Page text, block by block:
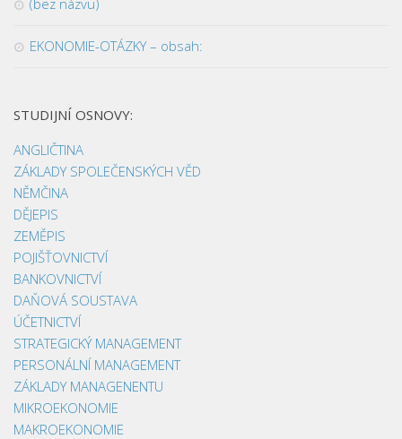
EKONOMIE-OTÁZKY – obsah:
STUDIJNÍ OSNOVY:
ANGLIČTINA
ZÁKLADY SPOLEČENSKÝCH VĚD
NĚMČINA
DĚJEPIS
ZEMĚPIS
POJIŠŤOVNICTVÍ
BANKOVNICTVÍ
DAŇOVÁ SOUSTAVA
ÚČETNICTVÍ
STRATEGICKÝ MANAGEMENT
PERSONÁLNÍ MANAGEMENT
ZÁKLADY MANAGENENTU
MIKROEKONOMIE
MAKROEKONOMIE